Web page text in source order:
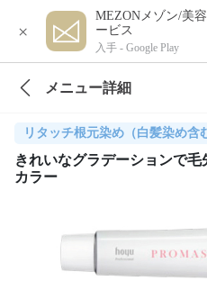
×
MEZONメゾン/美
ービス
入手 - Google Play
メニュー詳細
リタッチ根元染め（白髪染め含
きれいなグラデーションで
カラー